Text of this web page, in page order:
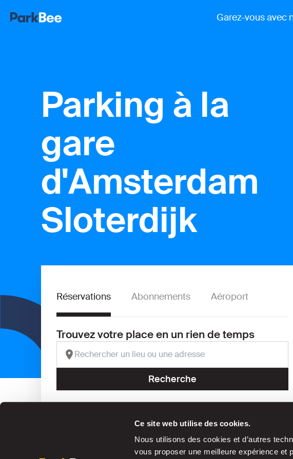
Ce site web utilise des cookies.
Nous utilisons des cookies et d’autres
vous proposer une meilleure expérience et
Garez-vous avec
Parking à la
gare
d'Amsterdam
Sloterdijk
Réservations Abonnements Aéroport
Trouvez votre place en un rien de temps
Recherche
Économisez jusqu’à 30 % dans nos